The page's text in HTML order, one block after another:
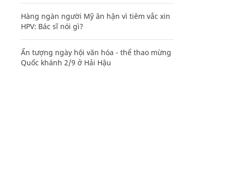
Hàng ngàn người Mỹ ân hận vì tiêm vắc xin
HPV: Bác sĩ nói gì?
Ấn tượng ngày hội văn hóa - thể thao mừng
Quốc khánh 2/9 ở Hải Hậu